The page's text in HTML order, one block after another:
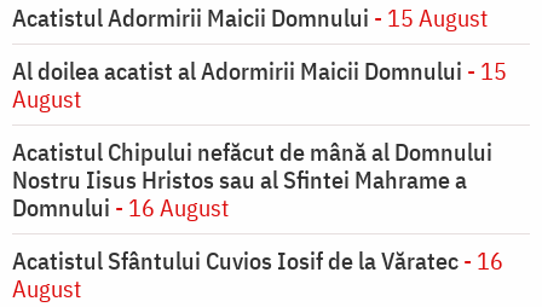
Acatistul Adormirii Maicii Domnului - 15 August
Al doilea acatist al Adormirii Maicii Domnului - 15
August
Acatistul Chipului nefăcut de mână al Domnului
Nostru Iisus Hristos sau al Sfintei Mahrame a
Domnului - 16 August
Acatistul Sfântului Cuvios Iosif de la Văratec- 16
August